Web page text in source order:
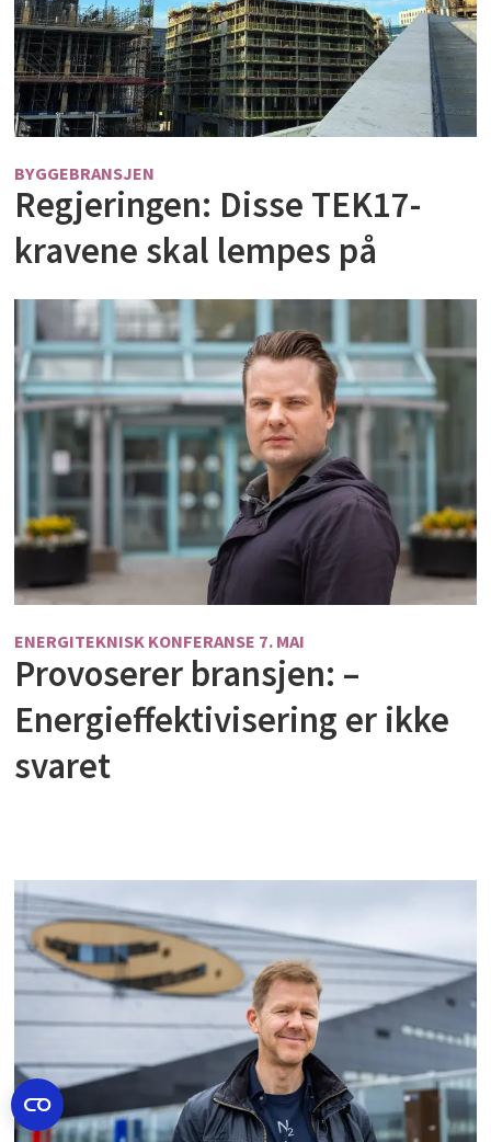
BYGGEBRANSJEN
Regjeringen: Disse TEK17-
kravene skal lempes på
ENERGITEKNISK KONFERANSE 7. MAI
Provoserer bransjen: –
Energieffektivisering er ikke
svaret